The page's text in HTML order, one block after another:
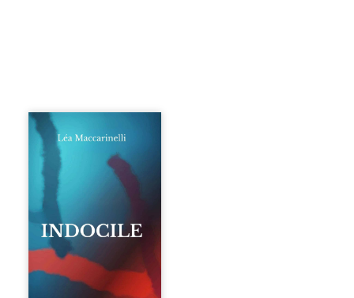
Quatre parties.
Quatre refus.
Quatre visages
d’une existence en
friction. Entre les
silences qu’on ne
déchiffre pas, les
amours qu’on
dérange, les corps
qu’on administre
et les liens qu’on
sabote, cet
ouvrage parle à